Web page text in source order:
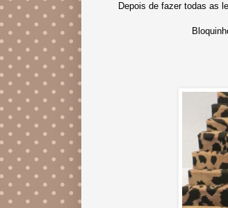
Depois de fazer todas as